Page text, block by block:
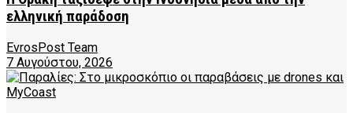
ελληνική παράδοση
EvrosPost Team
7 Αυγούστου, 2026